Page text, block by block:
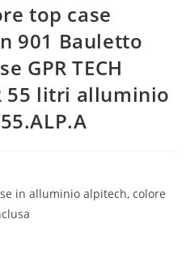
top case
901 Bauletto
GPR TECH
55 litri alluminio
in alluminio alpitech, colore